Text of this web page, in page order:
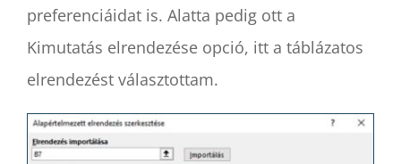
preferenciáidat is. Alatta pedig ott a
Kimutatás elrendezése opció, itt a táblázatos
elrendezést választottam.